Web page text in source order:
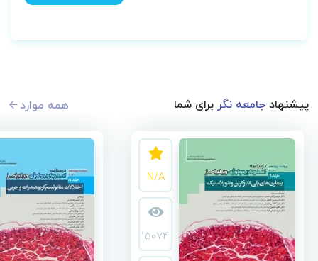
پیشنهادجامعه نگربرای شما همه موارد
N/A
15074